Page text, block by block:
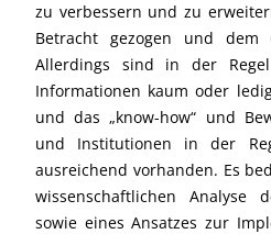
zu verbessern und zu
Betracht gezogen und dem
Allerdings sind in der
Informationen kaum oder
und das „know-how“ und
und Institutionen in der
ausreichend vorhanden. Es
wissenschaftlichen Analyse
sowie eines Ansatzes zur